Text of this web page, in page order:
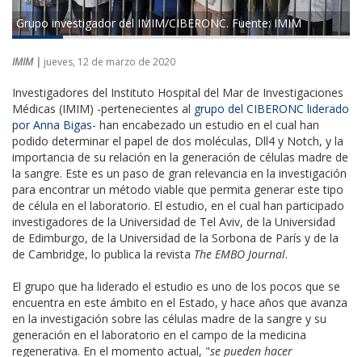
Grupo investigador del IMIM/CIBERONC. Fuente: IMIM
IMIM | jueves, 12 de marzo de 2020
Investigadores del Instituto Hospital del Mar de Investigaciones
Médicas (IMIM) -pertenecientes al grupo del CIBERONC liderado
por Anna Bigas- han encabezado un estudio en el cual han
podido determinar el papel de dos moléculas, Dll4 y Notch, y la
importancia de su relación en la generación de células madre de
la sangre. Este es un paso de gran relevancia en la investigación
para encontrar un método viable que permita generar este tipo
de célula en el laboratorio. El estudio, en el cual han participado
investigadores de la Universidad de Tel Aviv, de la Universidad
de Edimburgo, de la Universidad de la Sorbona de París y de la
de Cambridge, lo publica la revista The EMBO Journal.
El grupo que ha liderado el estudio es uno de los pocos que se
encuentra en este ámbito en el Estado, y hace años que avanza
en la investigación sobre las células madre de la sangre y su
generación en el laboratorio en el campo de la medicina
regenerativa. En el momento actual, "se pueden hacer